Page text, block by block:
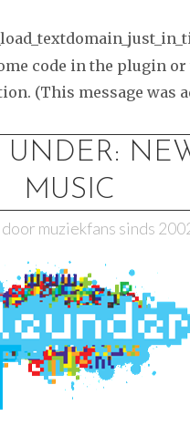
code in the plugin
(This message was
UNDER:
MUSIC
muziekfans sinds